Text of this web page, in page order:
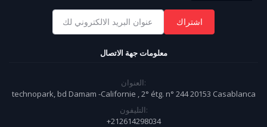
اشتراك
معلومات جهة الاتصال
العنوان:
technopark, bd Damam -Californie , 2° étg. n° 244 20153 Casablanca
التليفون:
+212614298034